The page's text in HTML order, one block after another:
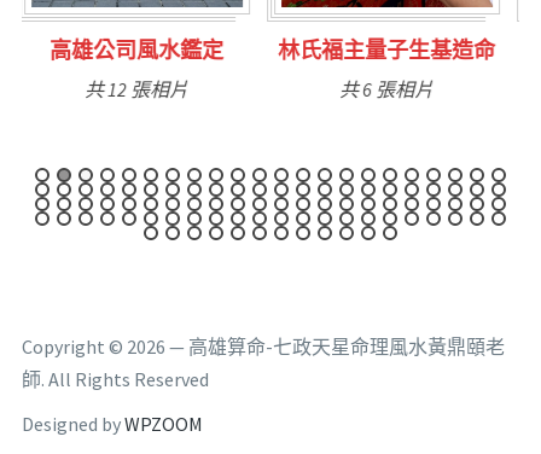
林氏福主量子生基造命
共 6 張相片
台南永康風水鑑定
共 9 張相片
Copyright © 2026 — 高雄算命-七政天星命理風水黃鼎頤老
師. All Rights Reserved
Designed byWPZOOM